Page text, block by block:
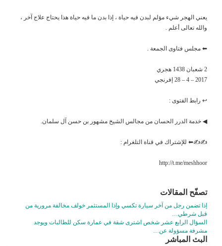
يعني الهجر شيء مؤلم لبدن فيه حياة ، إذا بدن ما فيه حياة هذا يحتاج علاج آخر ،
والله تعالى أعلم .
⬅ مجلس فتاوى الجمعة .
2 شعبان 1438 هجري
2017 – 4 – 28 إفرنجي
↩ رابط الفتوى :
◀ خدمة الدرر الحسان من مجالس الشيخ مشهور بن حسن آل سلمان.
✍✍⬅ للإشتراك في قناة التلغرام :
http://t.me/meshhoor
تصفّح المقالات
إذا تضمن رجل من آخر سيارة تكسي وإذا المستثمر خولف مخالفة مرورية من
قبل شرطي…
السؤال الرابع عشر شخص اشترى شقة في عمارة سكن للطالبات ويوجد
مشرفة مسؤولة عن…
البث المباشر